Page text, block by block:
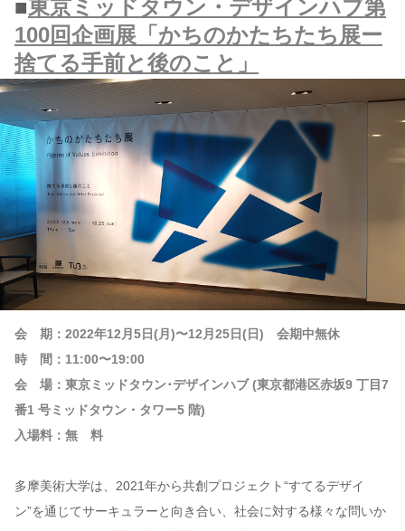
■東京ミッドタウン・デザインハブ第
100回企画展「かちのかたちたち展ー
捨てる手前と後のこと」
会 期：2022年12月5日(月)〜12月25日(日) 会期中無休
時 間：11:00〜19:00
会 場：東京ミッドタウン･デザインハブ (東京都港区赤坂9 丁目7
番1 号ミッドタウン・タワー5 階)
入場料：無 料
多摩美術大学は、2021年から共創プロジェクト“すてるデザイ
ン”を通じてサーキュラーと向き合い、社会に対する様々な問いか